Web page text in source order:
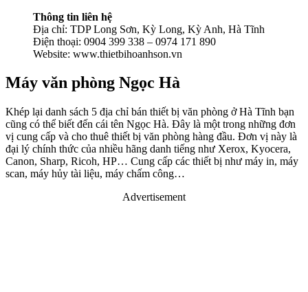
Thông tin liên hệ
Địa chỉ: TDP Long Sơn, Kỳ Long, Kỳ Anh, Hà Tĩnh
Điện thoại: 0904 399 338 – 0974 171 890
Website: www.thietbihoanhson.vn
Máy văn phòng Ngọc Hà
Khép lại danh sách 5 địa chỉ bán thiết bị văn phòng ở Hà Tĩnh bạn
cũng có thể biết đến cái tên Ngọc Hà. Đây là một trong những đơn
vị cung cấp và cho thuê thiết bị văn phòng hàng đầu. Đơn vị này là
đại lý chính thức của nhiều hãng danh tiếng như Xerox, Kyocera,
Canon, Sharp, Ricoh, HP… Cung cấp các thiết bị như máy in, máy
scan, máy hủy tài liệu, máy chấm công…
Advertisement